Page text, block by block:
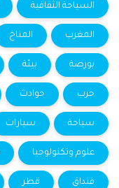
السياحة الثقافية
المغرب المناخ
بورصة بيئة
حرب حوادث
سياحة سيارات
علوم وتكنولوجيا
فنداق قطر